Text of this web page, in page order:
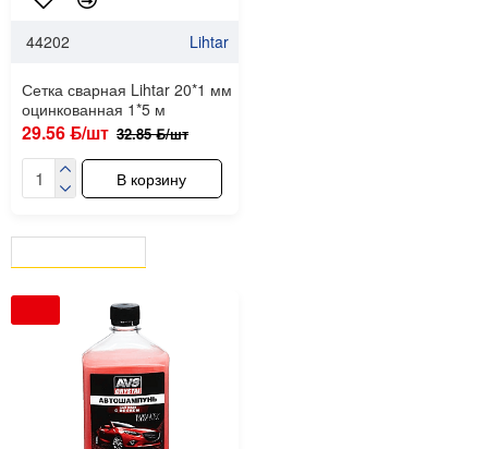
44202 Lihtar
Сетка сварная Lihtar 20*1 мм
оцинкованная 1*5 м
29.56 ƃ/шт 32.85 ƃ/шт
В корзину